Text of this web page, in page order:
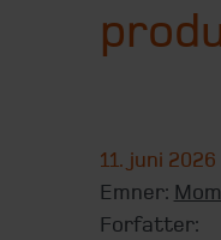
11. juni 2026
Emner:
Forfatter: